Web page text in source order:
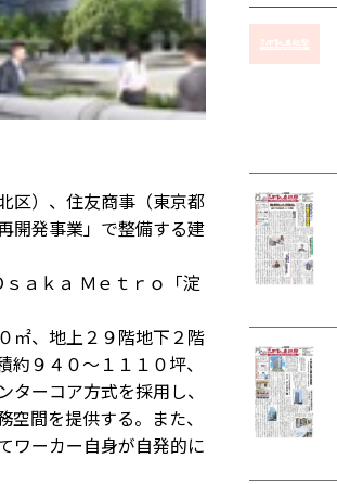
区）、住友商事（東京都
開発事業」で整備する建
ａｋａ Ｍｅｔｒｏ「淀
㎡、地上２９階地下２階
９４０～１１１０坪、
ーコア方式を採用し、
間を提供する。また、
ワーカー自身が自発的に